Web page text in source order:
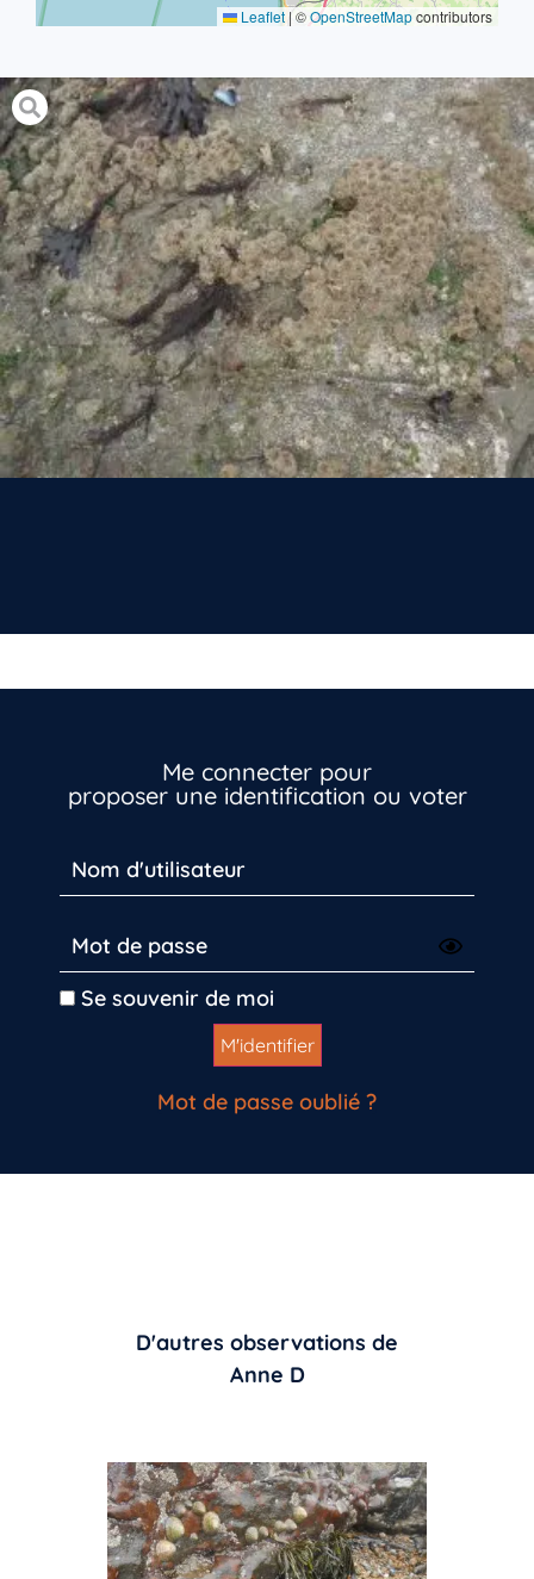
Leaflet |©OpenStreetMapcontributors
Me connecter pour
proposer une identification ou voter
Se souvenir de moi
Mot de passe oublié ?
D'autres observations de
Anne D
Vous n’êtes pas encore inscrit à Biolit ?
Inscrivez-vous dès maintenant